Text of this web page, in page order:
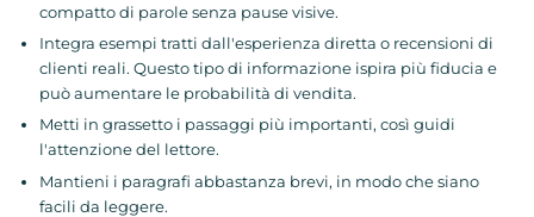
compatto di parole senza pause visive.
Integra esempi tratti dall'esperienza diretta o recensioni di
clienti reali. Questo tipo di informazione ispira più fiducia e
può aumentare le probabilità di vendita.
Metti in grassetto i passaggi più importanti, così guidi
l'attenzione del lettore.
Mantieni i paragrafi abbastanza brevi, in modo che siano
facili da leggere.